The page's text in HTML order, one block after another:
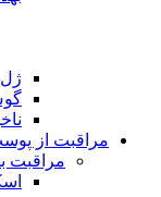
ژل
گوش
ناخن
مراقبت از پوست
مراقبت بدن